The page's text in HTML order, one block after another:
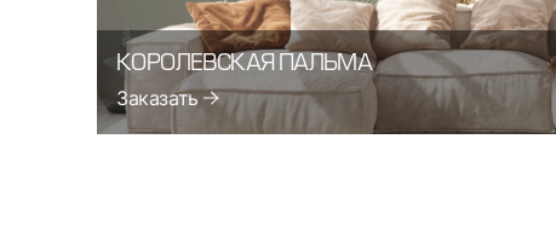
КОРОЛЕВСКАЯ ПАЛЬМА
Заказать